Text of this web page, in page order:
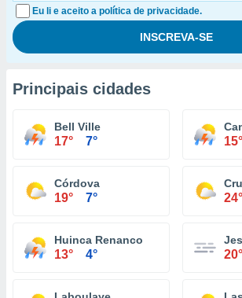
Eu li e aceito a política de privacidade.
Principais cidades
Bell Ville
17° 7° 15°
Córdova
19° 7° 24°
Huinca Renanco
13° 4° 20°